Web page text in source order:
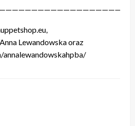
Lewandowska oraz